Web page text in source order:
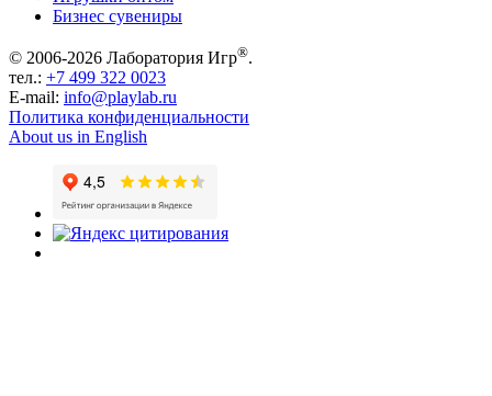
Бизнес сувениры
© 2006-2026 Лаборатория Игр®.
тел.: +7 499 322 0023
E-mail: info@playlab.ru
Политика конфиденциальности
About us in English